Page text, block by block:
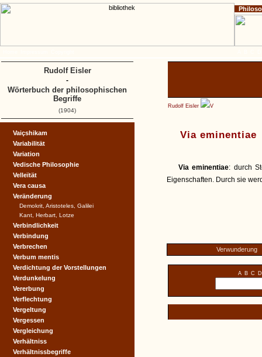
Rudolf Eisler V
Via eminentiae
Via eminentiae: durch
Eigenschaften. Durch sie
Verwunderung
A B C D
Vaiçshikam
Variabilität
Variation
Vedische Philosophie
Velleïtät
Vera causa
Veränderung
Demokrit, Aristoteles, Galilei
Kant, Herbart, Lotze
Verbindlichkeit
Verbindung
Verbrechen
Verbum mentis
Verdichtung der Vorstellungen
Verdunkelung
Vererbung
Verflechtung
Vergeltung
Vergessen
Vergleichung
Verhältniss
Verhältnissbegriffe
Rudolf Eisler
-
Wörterbuch der philosophischen
Begriffe
(1904)